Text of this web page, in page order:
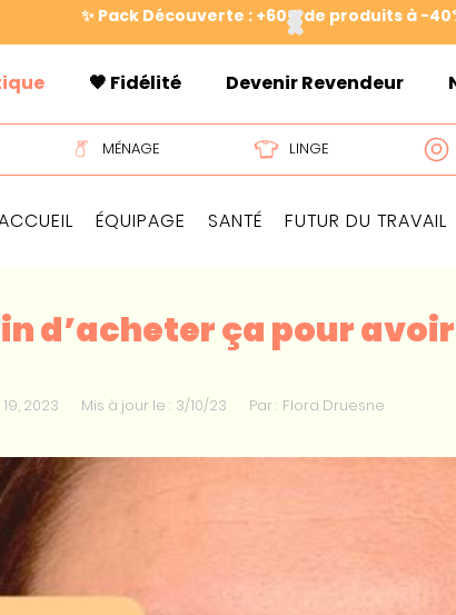
✨ Pack Découverte : +60€ de produits à -
🧡 Fidélité Devenir Revendeur
MÉNAGE LINGE
ÉQUIPAGE SANTÉ FUTUR DU TRAVAIL
d’acheter ça pour
2023 Mis à jour le : 3/10/23 Par : Flora Druesne